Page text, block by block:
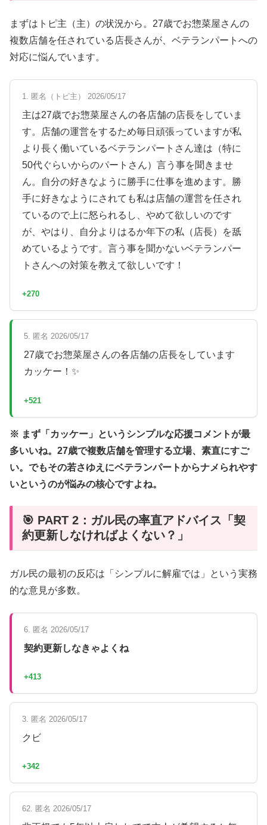
まずはトピ主（主）の状況から。27歳でお惣菜屋さんの
複数店舗を任されている店長さんが、ベテランパートへの
対応に悩んでいます。
1. 匿名（トピ主） 2026/05/17
主は27歳でお惣菜屋さんの各店舗の店長をしていま
す。店舗の運営をするため毎日頑張っていますが私
より長く働いているベテランパートさん達は（特に
50代ぐらいからのパートさん）言う事を聞きませ
ん。自分の好きなように勝手に仕事を進めます。勝
手に好きなようにされても私は店舗の運営を任され
ているので上に怒られるし、やめて欲しいのです
が、やはり、自分よりはるか年下の私（店長）を舐
めているようです。言う事を聞かないベテランパー
トさんへの対策を教えて欲しいです！
+270
5. 匿名 2026/05/17
27歳でお惣菜屋さんの各店舗の店長をしています
カッケー！✨
+521
※ まず「カッケー」というシンプルな応援コメントが最
多いいね。27歳で複数店舗を管理する立場、素直にすご
い。でもその若さゆえにベテランパートからナメられやす
いというのが悩みの核心ですよね。
🎯 PART 2：ガル民の率直アドバイス「契
約更新しなければよくない？」
ガル民の最初の反応は「シンプルに解雇では」という実務
的な意見が多数。
6. 匿名 2026/05/17
契約更新しなきゃよくね
+413
3. 匿名 2026/05/17
クビ
+342
62. 匿名 2026/05/17